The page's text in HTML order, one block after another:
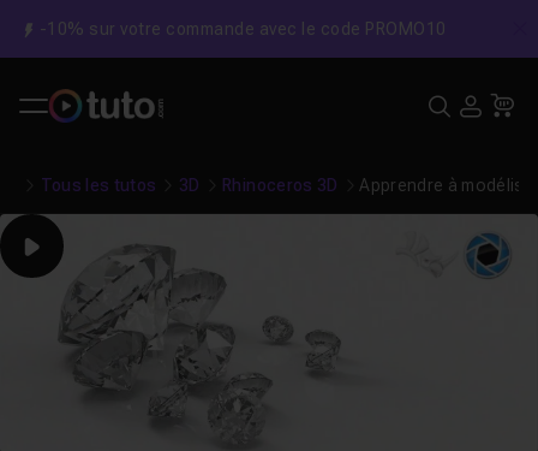
-10% sur votre commande avec le code PROMO10
Tous les tutos 3D Rhinoceros 3D Apprendre à
Play